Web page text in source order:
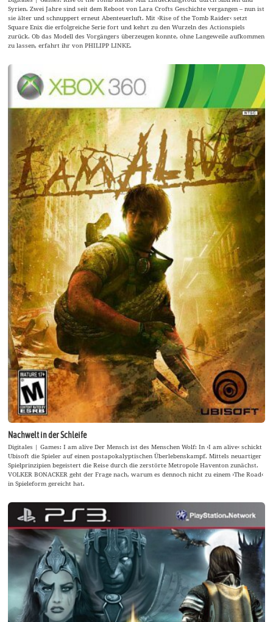
Syrien. Zwei Jahre sind seit dem Reboot von Lara Crofts Geschichte vergangen – nun ist
sie älter und schnuppert erneut Abenteuerluft. Mit ›Rise of the Tomb Raider‹ setzt
Square Enix die erfolgreiche Serie fort und kehrt zu den Wurzeln des Actionspiels
zurück. Ob das Modell des Vorgängers überzeugen konnte, ohne Langeweile aufkommen
zu lassen, erfahrt ihr von PHILIPP LINKE.
Nachwelt in der Schleife
Digitales | Games: I am alive Der Mensch ist des Menschen Wolf: In ›I am alive‹ schickt
Ubisoft die Spieler auf einen postapokalyptischen Überlebenskampf. Mittels neuartiger
Spielprinzipien begeistert die Reise durch die zerstörte Metropole Haventon zunächst.
VOLKER BONACKER geht der Frage nach, warum es dennoch nicht zu einem ›The Road‹
in Spieleform gereicht hat.